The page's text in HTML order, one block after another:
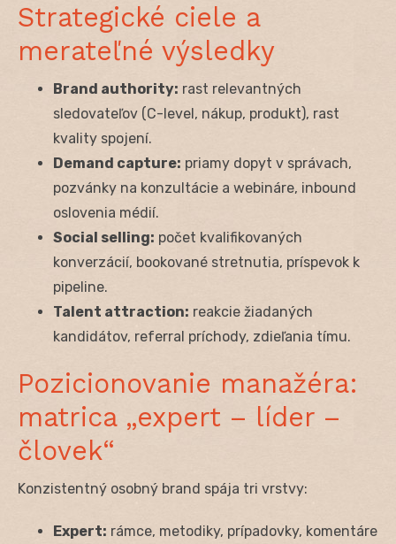
Strategické ciele a
merateľné výsledky
Brand authority: rast relevantných
sledovateľov (C-level, nákup, produkt), rast
kvality spojení.
Demand capture: priamy dopyt v správach,
pozvánky na konzultácie a webináre, inbound
oslovenia médií.
Social selling: počet kvalifikovaných
konverzácií, bookované stretnutia, príspevok k
pipeline.
Talent attraction: reakcie žiadaných
kandidátov, referral príchody, zdieľania tímu.
Pozicionovanie manažéra:
matrica „expert – líder –
človek“
Konzistentný osobný brand spája tri vrstvy:
Expert: rámce, metodiky, prípadovky, komentáre